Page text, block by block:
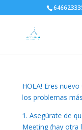
HOLA! Eres
los problemas
1. Asegúrate de
Meeting (hay otra